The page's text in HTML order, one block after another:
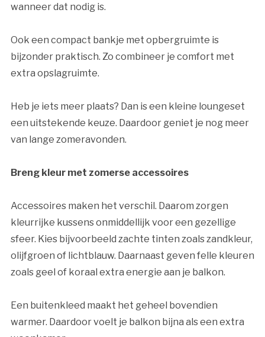
wanneer dat nodig is.
Ook een compact bankje met opbergruimte is
bijzonder praktisch. Zo combineer je comfort met
extra opslagruimte.
Heb je iets meer plaats? Dan is een kleine loungeset
een uitstekende keuze. Daardoor geniet je nog meer
van lange zomeravonden.
Breng kleur met zomerse accessoires
Accessoires maken het verschil. Daarom zorgen
kleurrijke kussens onmiddellijk voor een gezellige
sfeer. Kies bijvoorbeeld zachte tinten zoals zandkleur,
olijfgroen of lichtblauw. Daarnaast geven felle kleuren
zoals geel of koraal extra energie aan je balkon.
Een buitenkleed maakt het geheel bovendien
warmer. Daardoor voelt je balkon bijna als een extra